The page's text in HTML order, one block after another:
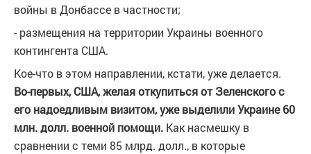
войны в Донбассе в частности;
- размещения на территории Украины военного
контингента США.
Кое-что в этом направлении, кстати, уже делается.
Во-первых, США, желая откупиться от Зеленского с
его надоедливым визитом, уже выделили Украине 60
млн. долл. военной помощи. Как насмешку в
сравнении с теми 85 млрд. долл., в которые